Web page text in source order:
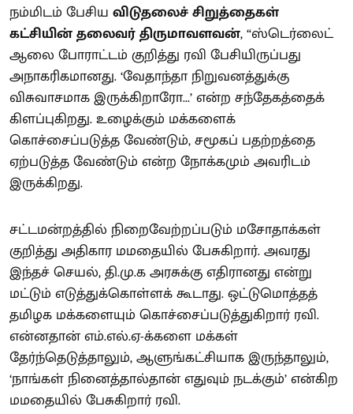
நம்மிடம் பேசிய விடுதலைச் சிறுத்தைகள்
கட்சியின் தலைவர் திருமாவளவன், “ஸ்டெர்லைட்
ஆலை போராட்டம் குறித்து ரவி பேசியிருப்பது
அநாகரிகமானது. ‘வேதாந்தா நிறுவனத்துக்கு
விசுவாசமாக இருக்கிறாரோ...’ என்ற சந்தேகத்தைக்
கிளப்புகிறது. உழைக்கும் மக்களைக்
கொச்சைப்படுத்த வேண்டும், சமூகப் பதற்றத்தை
ஏற்படுத்த வேண்டும் என்ற நோக்கமும் அவரிடம்
இருக்கிறது.
சட்டமன்றத்தில் நிறைவேற்றப்படும் மசோதாக்கள்
குறித்து அதிகார மமதையில் பேசுகிறார். அவரது
இந்தச் செயல், தி.மு.க அரசுக்கு எதிரானது என்று
மட்டும் எடுத்துக்கொள்ளக் கூடாது. ஒட்டுமொத்தத்
தமிழக மக்களையும் கொச்சைப்படுத்துகிறார் ரவி.
என்னதான் எம்.எல்.ஏ-க்களை மக்கள்
தேர்ந்தெடுத்தாலும், ஆளுங்கட்சியாக இருந்தாலும்,
‘நாங்கள் நினைத்தால்தான் எதுவும் நடக்கும்’ என்கிற
மமதையில் பேசுகிறார் ரவி.